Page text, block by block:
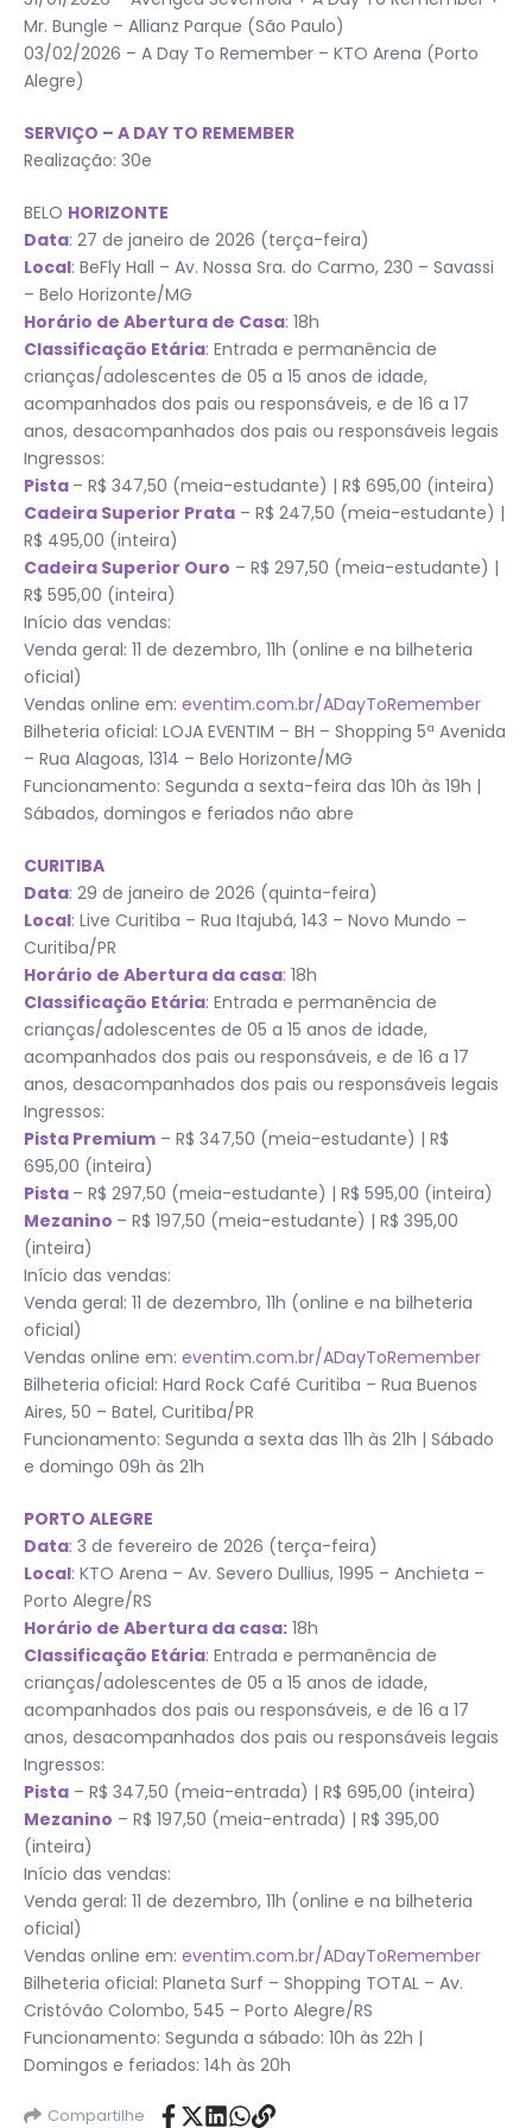
Mr. Bungle – Allianz Parque (São Paulo)
03/02/2026 – A Day To Remember – KTO Arena (Porto
Alegre)
SERVIÇO – A DAY TO REMEMBER
Realização: 30e
BELO HORIZONTE
Data: 27 de janeiro de 2026 (terça-feira)
Local: BeFly Hall – Av. Nossa Sra. do Carmo, 230 – Savassi
– Belo Horizonte/MG
Horário de Abertura de Casa: 18h
Classificação Etária: Entrada e permanência de
crianças/adolescentes de 05 a 15 anos de idade,
acompanhados dos pais ou responsáveis, e de 16 a 17
anos, desacompanhados dos pais ou responsáveis legais
Ingressos:
Pista – R$ 347,50 (meia-estudante) | R$ 695,00 (inteira)
Cadeira Superior Prata – R$ 247,50 (meia-estudante) |
R$ 495,00 (inteira)
Cadeira Superior Ouro – R$ 297,50 (meia-estudante) |
R$ 595,00 (inteira)
Início das vendas:
Venda geral: 11 de dezembro, 11h (online e na bilheteria
oficial)
Vendas online em: eventim.com.br/ADayToRemember
Bilheteria oficial: LOJA EVENTIM – BH – Shopping 5ª Avenida
– Rua Alagoas, 1314 – Belo Horizonte/MG
Funcionamento: Segunda a sexta-feira das 10h às 19h |
Sábados, domingos e feriados não abre
CURITIBA
Data: 29 de janeiro de 2026 (quinta-feira)
Local: Live Curitiba – Rua Itajubá, 143 – Novo Mundo –
Curitiba/PR
Horário de Abertura da casa: 18h
Classificação Etária: Entrada e permanência de
crianças/adolescentes de 05 a 15 anos de idade,
acompanhados dos pais ou responsáveis, e de 16 a 17
anos, desacompanhados dos pais ou responsáveis legais
Ingressos:
Pista Premium – R$ 347,50 (meia-estudante) | R$
695,00 (inteira)
Pista – R$ 297,50 (meia-estudante) | R$ 595,00 (inteira)
Mezanino – R$ 197,50 (meia-estudante) | R$ 395,00
(inteira)
Início das vendas:
Venda geral: 11 de dezembro, 11h (online e na bilheteria
oficial)
Vendas online em: eventim.com.br/ADayToRemember
Bilheteria oficial: Hard Rock Café Curitiba – Rua Buenos
Aires, 50 – Batel, Curitiba/PR
Funcionamento: Segunda a sexta das 11h às 21h | Sábado
e domingo 09h às 21h
PORTO ALEGRE
Data: 3 de fevereiro de 2026 (terça-feira)
Local: KTO Arena – Av. Severo Dullius, 1995 – Anchieta –
Porto Alegre/RS
Horário de Abertura da casa: 18h
Classificação Etária: Entrada e permanência de
crianças/adolescentes de 05 a 15 anos de idade,
acompanhados dos pais ou responsáveis, e de 16 a 17
anos, desacompanhados dos pais ou responsáveis legais
Ingressos:
Pista – R$ 347,50 (meia-entrada) | R$ 695,00 (inteira)
Mezanino – R$ 197,50 (meia-entrada) | R$ 395,00
(inteira)
Início das vendas:
Venda geral: 11 de dezembro, 11h (online e na bilheteria
oficial)
Vendas online em: eventim.com.br/ADayToRemember
Bilheteria oficial: Planeta Surf – Shopping TOTAL – Av.
Cristóvão Colombo, 545 – Porto Alegre/RS
Funcionamento: Segunda a sábado: 10h às 22h |
Domingos e feriados: 14h às 20h
Compartilhe